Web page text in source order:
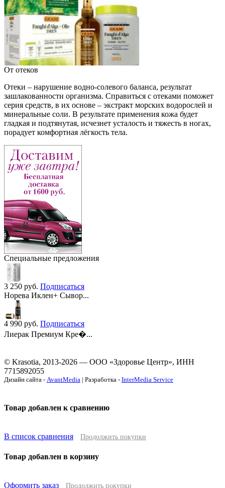
От отеков
Отеки – нарушение водно-солевого баланса, результат
зашлакованности организма. Справиться с отеками поможет
серия средств, в их основе – экстракт морских водорослей и
минеральные соли. В результате применения кожа будет
гладкая и подтянутая, исчезнет усталость и тяжесть в ногах,
порадует комфортная лёгкость тела.
Специальные предложения
3 250 руб. Подписаться
Норева Иклен+ Сывор...
4 990 руб. Подписаться
Лиерак Премиум Кре�...
© Krasotia, 2013-2026 — ООО «Здоровье Центр», ИНН
7715892055
Дизайн сайта - AvantMedia | Разработка - InterMedia Service
Товар добавлен к сравнению
В список сравнения Продолжить покупки
Товар добавлен в корзину
Оформить заказ Продолжить покупки